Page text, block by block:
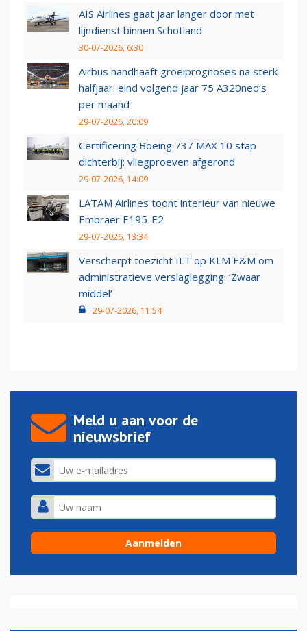
AIS Airlines gaat jaar langer door met
lijndienst binnen Schotland
30-07-2026, 6:30
Airbus handhaaft groeiprognoses na sterk
halfjaar: eind volgend jaar 75 A320neo’s
per maand
29-07-2026, 20:09
Certificering Boeing 737 MAX 10 stap
dichterbij: vliegproeven afgerond
29-07-2026, 14:09
LATAM Airlines toont interieur van nieuwe
Embraer E195-E2
29-07-2026, 13:34
Verscherpt toezicht ILT op KLM E&M om
administratieve verslaglegging: ‘Zwaar
middel’
29-07-2026, 11:54
Meld u aan voor de
nieuwsbrief